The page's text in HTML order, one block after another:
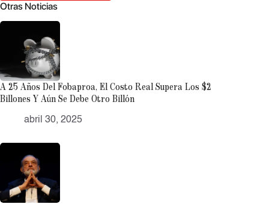
Otras Noticias
A 25 Años Del Fobaproa, El Costo Real Supera Los $2
Billones Y Aún Se Debe Otro Billón
abril 30, 2025